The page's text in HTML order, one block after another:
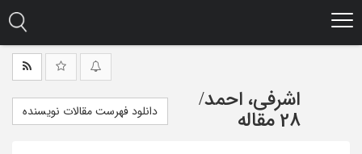
اشرفی، احمد/
28 مقاله
دانلود فهرست مقالات نویسنده